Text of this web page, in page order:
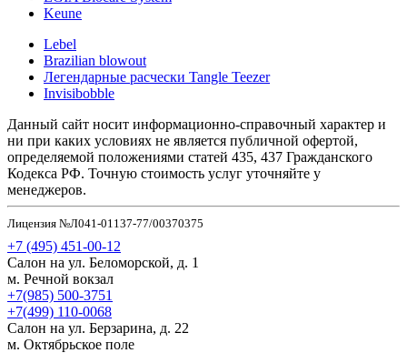
Keune
Lebel
Brazilian blowout
Легендарные расчески Tangle Teezer
Invisibobble
Данный сайт носит информационно-справочный характер и
ни при каких условиях не является публичной офертой,
определяемой положениями статей 435, 437 Гражданского
Кодекса РФ. Точную стоимость услуг уточняйте у
менеджеров.
Лицензия №Л041-01137-77/00370375
+7 (495) 451-00-12
Салон на ул. Беломорской, д. 1
м. Речной вокзал
+7(985) 500-3751
+7(499) 110-0068
Салон на ул. Берзарина, д. 22
м. Октябрьское поле